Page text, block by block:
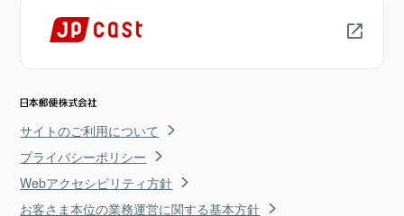
サイトのご利用について
プライバシーポリシー
Webアクセシビリティ方針
お客さま本位の業務運営に関する基本方針